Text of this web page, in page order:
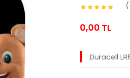
0,00 TL
Duracell